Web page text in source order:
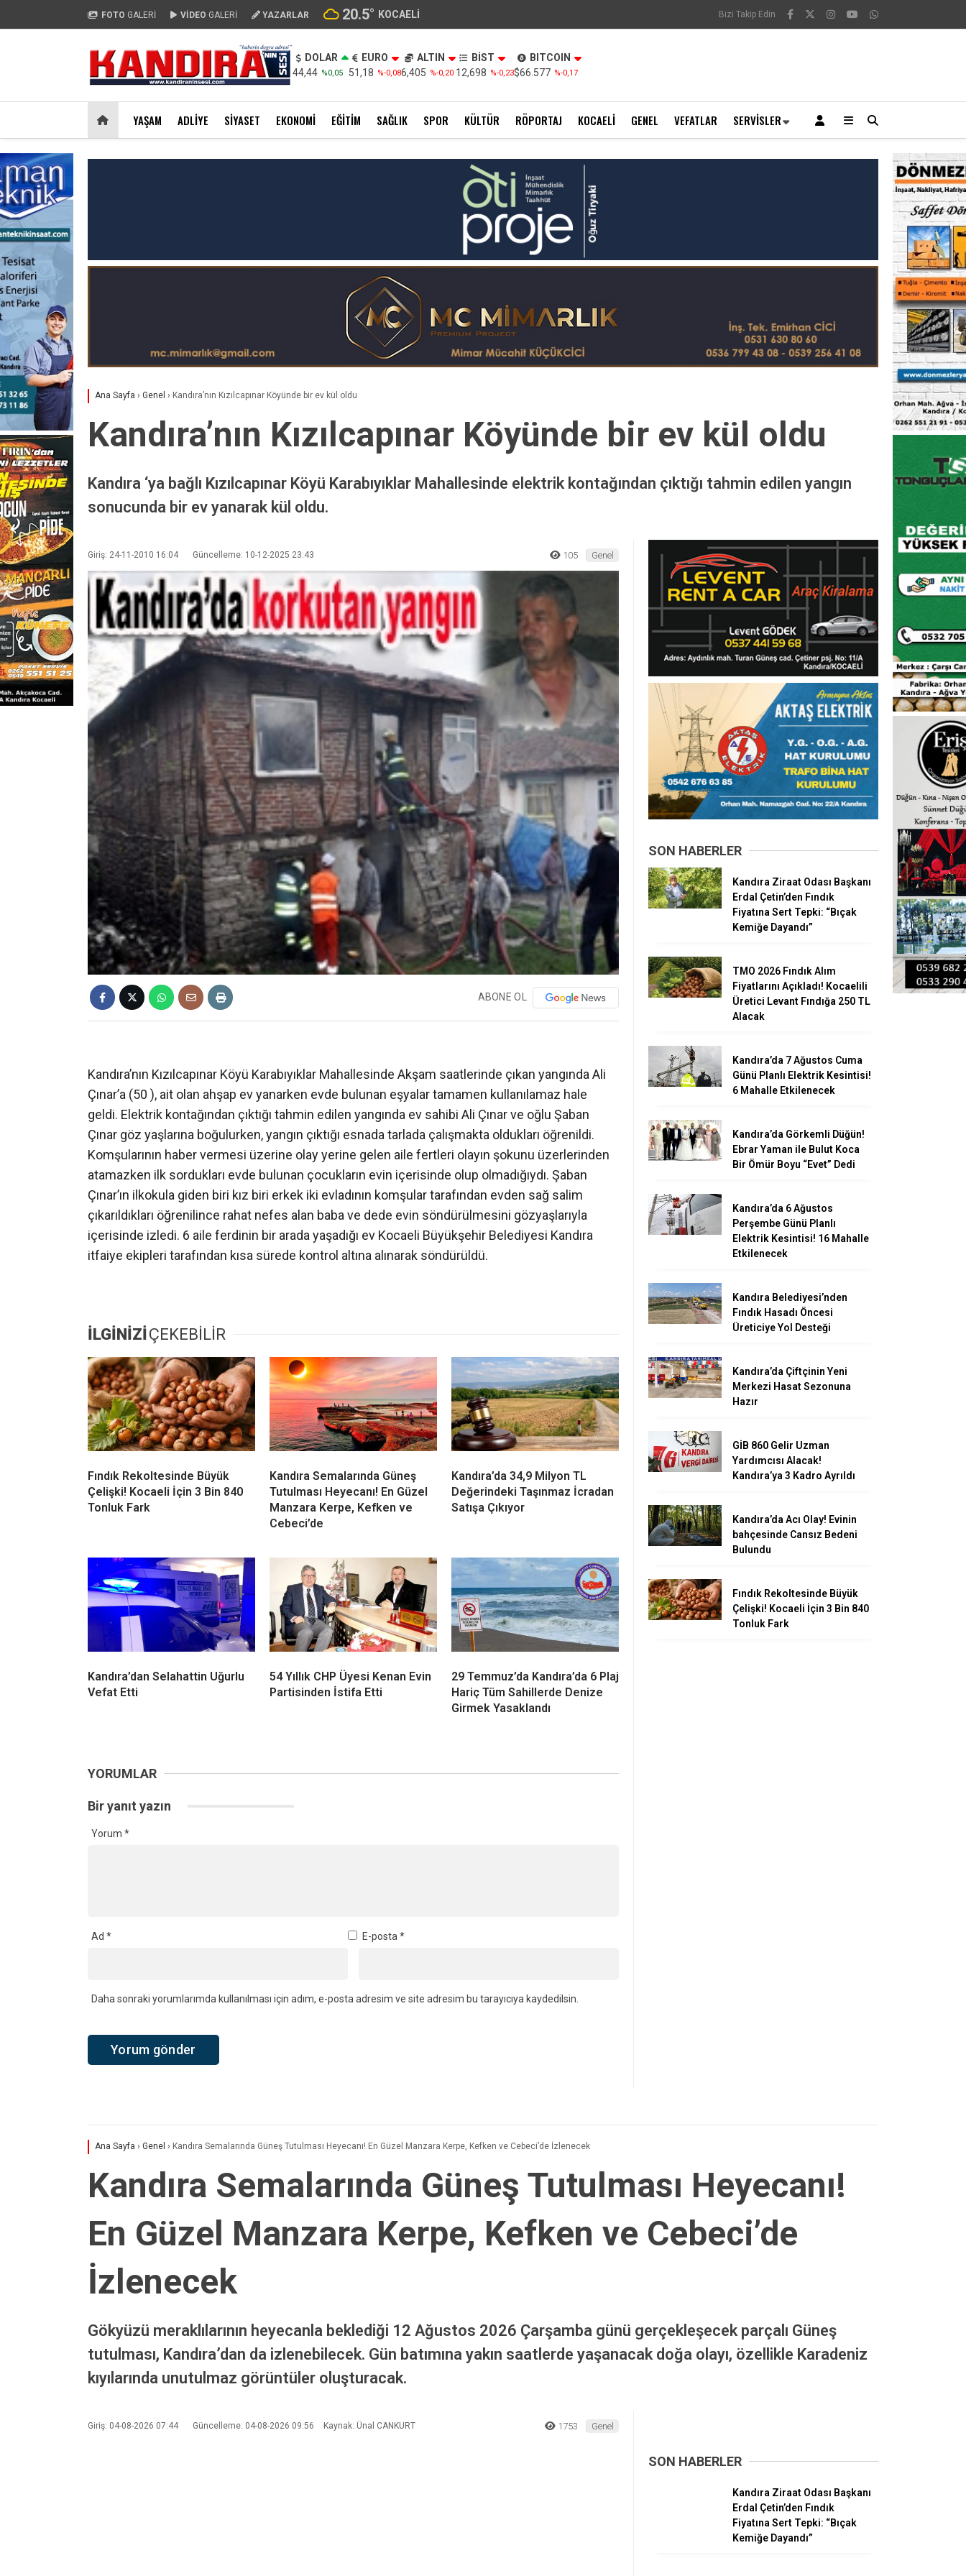
FOTO GALERİ VİDEO GALERİ YAZARLAR 20.5° KOCAELI Bizi Takip Edin
DOLAR
44,44 %0,05
EURO
51,18 %-0,08
ALTIN
6,405 %-0,20
BİST
12,698 %-0,23
BITCOIN
$66.577 %-0,17
YAŞAM ADLIYE SIYASET EKONOMI EĞITIM SAĞLIK SPOR KÜLTÜR RÖPORTAJ KOCAELI GENEL VEFATLAR SERVISLER
Ana Sayfa › Genel › Kandıra’nın Kızılcapınar Köyünde bir ev kül oldu
Kandıra’nın Kızılcapınar Köyünde bir ev kül oldu
Kandıra ‘ya bağlı Kızılcapınar Köyü Karabıyıklar Mahallesinde elektrik kontağından çıktığı tahmin edilen yangın
sonucunda bir ev yanarak kül oldu.
Giriş: 24-11-2010 16:04 Güncelleme: 10-12-2025 23:43 105 Genel
ABONE OL
Kandıra’nın Kızılcapınar Köyü Karabıyıklar Mahallesinde Akşam saatlerinde çıkan yangında Ali
Çınar’a (50 ), ait olan ahşap ev yanarken evde bulunan eşyalar tamamen kullanılamaz hale
geldi. Elektrik kontağından çıktığı tahmin edilen yangında ev sahibi Ali Çınar ve oğlu Şaban
atamazken ilk sordukları evde bulunan çocukların evin içerisinde olup olmadığıydı. Şaban
Çınar’ın ilkokula giden biri kız biri erkek iki evladının komşular tarafından evden sağ salim
çıkarıldıkları öğrenilince rahat nefes alan baba ve dede evin söndürülmesini gözyaşlarıyla
içerisinde izledi. 6 aile ferdinin bir arada yaşadığı ev Kocaeli Büyükşehir Belediyesi Kandıra
itfaiye ekipleri tarafından kısa sürede kontrol altına alınarak söndürüldü.
Fındık Rekoltesinde Büyük
Kandıra Semalarında Güneş
Kandıra’da 34,9 Milyon TL
Değerindeki Taşınmaz İcradan
Yorum*
Ad* E-posta*
SON HABERLER
Kandıra Ziraat Odası Başkanı
Erdal Çetin’den Fındık
Fiyatına Sert Tepki: “Bıçak
Kemiğe Dayandı”
TMO 2026 Fındık Alım
Fiyatlarını Açıkladı! Kocaelili
Üretici Levant Fındığa 250 TL
Alacak
Kandıra’da 7 Ağustos Cuma
Günü Planlı Elektrik Kesintisi!
6 Mahalle Etkilenecek
Kandıra’da Görkemli Düğün!
Ebrar Yaman ile Bulut Koca
Bir Ömür Boyu “Evet” Dedi
Kandıra’da 6 Ağustos
Perşembe Günü Planlı
Elektrik Kesintisi! 16 Mahalle
Etkilenecek
Kandıra Belediyesi’nden
Fındık Hasadı Öncesi
Üreticiye Yol Desteği
Kandıra’da Çiftçinin Yeni
Merkezi Hasat Sezonuna
Hazır
GİB 860 Gelir Uzman
Yardımcısı Alacak!
Kandıra’ya 3 Kadro Ayrıldı
Kandıra’da Acı Olay! Evinin
bahçesinde Cansız Bedeni
Bulundu
Fındık Rekoltesinde Büyük
Çelişki! Kocaeli İçin 3 Bin 840
Tonluk Fark
Ana Sayfa ›Genel›Kandıra Semalarında Güneş Tutulması Heyecanı! En Güzel Manzara Kerpe, Kefken ve Cebeci’de İzlenecek
En Güzel Manzara Kerpe, Kefken ve Cebeci’de
Gökyüzü meraklılarının heyecanla beklediği 12 Ağustos 2026 Çarşamba günü gerçekleşecek parçalı Güneş